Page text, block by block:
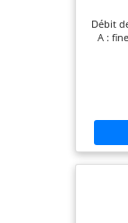
Débit
A :